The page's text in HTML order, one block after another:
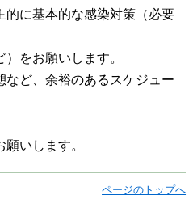
に基本的な感染対策（必要
）をお願いします。
ど、余裕のあるスケジュー
いします。
ページのトップへ